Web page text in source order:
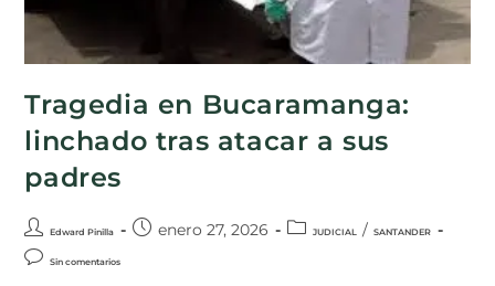
Tragedia en Bucaramanga:
linchado tras atacar a sus
padres
Edward Pinilla enero 27, 2026 JUDICIAL / SANTANDER
Sin comentarios